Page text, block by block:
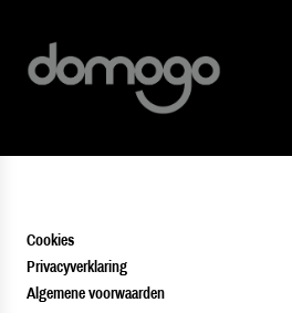
Cookies
Privacyverklaring
Algemene voorwaarden